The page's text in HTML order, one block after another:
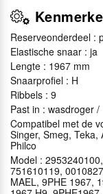
Reserveonderdeel :
Elastische snaar : ja
Lengte : 1967 mm
Snaarprofiel : H
Ribbels : 9
Past in : wasdroger /
Compatibel met de
Singer, Smeg, Teka,
Philco
Model :
751610119,
MAEL, 9PHE 1967,